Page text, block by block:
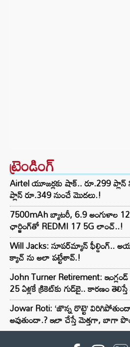
ట్రెండింగ్‌
Airtel యూజర్లకు షాక్.. రూ.299
ప్లాన్ రూ.349 నుంచే మొదలు.!
7500mAh బ్యాటరీ, 6.9 అంగుళాల
ఛార్జింగ్‌తో REDMI 17 5G లాంచ్..!
Will Jacks: సూపర్‌మ్యాన్
క్యాచ్ ను అలా పట్టేశావ్.!
John Turner Retirement:
25 ఏళ్లకే క్రికెట్‌కు గుడ్‌బై.. కారణం
Jowar Roti: ‘జొన్న రొట్టె’
అవుతుందా.? ఇలా చేస్తే మెత్తగా, బాగా